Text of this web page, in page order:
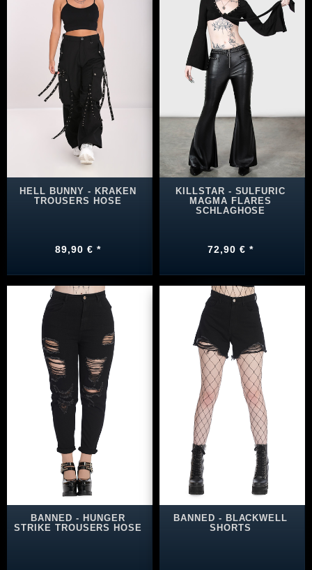
HELL BUNNY - KRAKEN
TROUSERS HOSE
89,90 € *
KILLSTAR - SULFURIC
MAGMA FLARES
SCHLAGHOSE
72,90 € *
BANNED - HUNGER
STRIKE TROUSERS HOSE
BANNED - BLACKWELL
SHORTS